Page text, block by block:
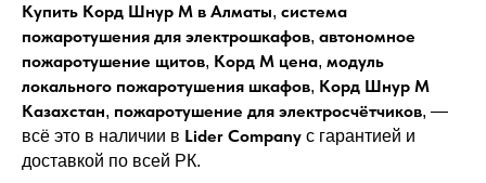
Купить Корд Шнур М в Алматы, система
пожаротушения для электрошкафов, автономное
пожаротушение щитов, Корд М цена, модуль
локального пожаротушения шкафов, Корд Шнур М
Казахстан, пожаротушение для электросчётчиков, —
всё это в наличии в Lider Company с гарантией и
доставкой по всей РК.